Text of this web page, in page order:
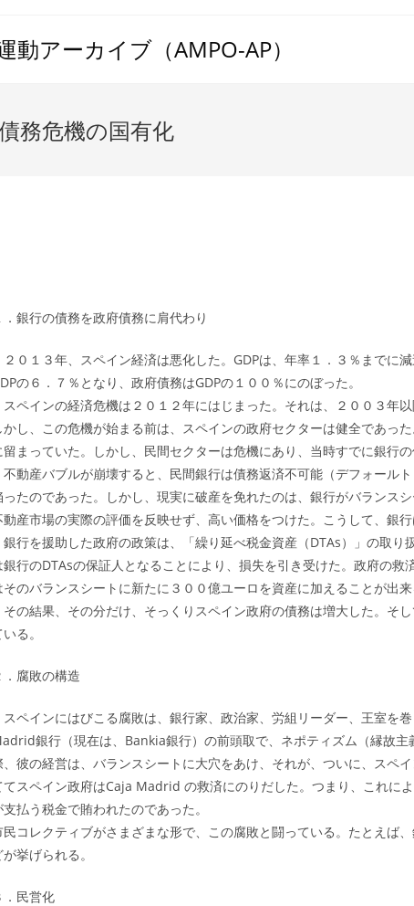
動アーカイブ（AMPO-AP）
務危機の国有化
．銀行の債務を政府債務に肩代わり
２０１３年、スペイン経済は悪化した。GDPは、年率１．３％までに
の６．７％となり、政府債務はGDPの１００％にのぼった。
スペインの経済危機は２０１２年にはじまった。それは、２００３年
かし、この危機が始まる前は、スペインの政府セクターは健全であっ
留まっていた。しかし、民間セクターは危機にあり、当時すでに銀行の
不動産バブルが崩壊すると、民間銀行は債務返済不可能（デフォール
ったのであった。しかし、現実に破産を免れたのは、銀行がバランス
動産市場の実際の評価を反映せず、高い価格をつけた。こうして、銀
銀行を援助した政府の政策は、「繰り延べ税金資産（DTAs）」の取
銀行のDTAsの保証人となることにより、損失を引き受けた。政府の
そのバランスシートに新たに３００億ユーロを資産に加えることが出来
その結果、その分だけ、そっくりスペイン政府の債務は増大した。そ
る。
．腐敗の構造
スペインにはびこる腐敗は、銀行家、政治家、労組リーダー、王室を
銀行（現在は、Bankia銀行）の前頭取で、ネポティズム（縁故
、彼の経営は、バランスシートに大穴をあけ、それが、ついに、スペ
てスペイン政府はCaja Madrid の救済にのりだした。つまり、これに
支払う税金で賄われたのであった。
民コレクティブがさまざまな形で、この腐敗と闘っている。たとえば
が挙げられる。
．民営化